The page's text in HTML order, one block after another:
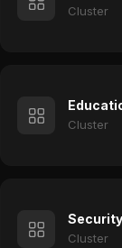
Cluster
Cluster
Cluster